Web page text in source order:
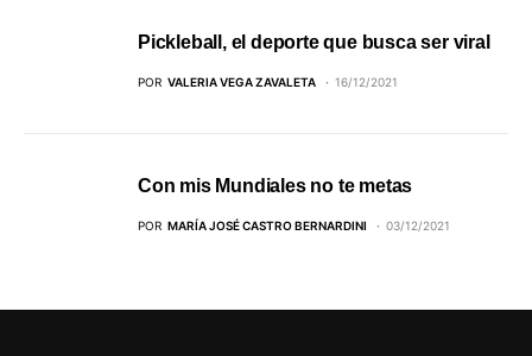
Pickleball, el deporte que busca ser viral
POR VALERIA VEGA ZAVALETA 16/12/2021
Con mis Mundiales no te metas
POR MARÍA JOSÉ CASTRO BERNARDINI 03/12/2021